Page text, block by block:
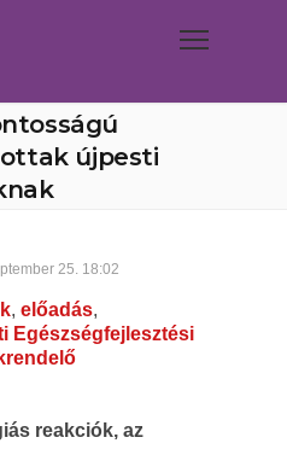
újpesti
25. 18:02
, előadás,
Egészségfejlesztési
reakciók, az